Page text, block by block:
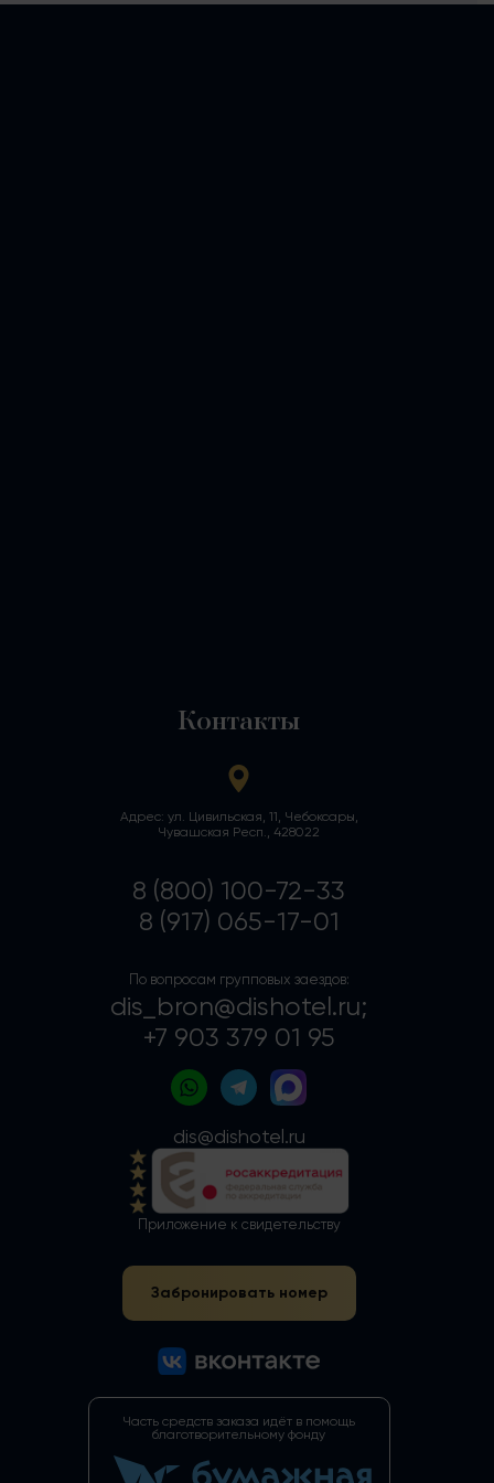
Контакты
Адрес: ул. Цивильская, 11, Чебоксары,
Чувашская Респ., 428022
8 (800) 100-72-33
8 (917) 065-17-01
По вопросам групповых заездов:
dis_bron@dishotel.ru;
+7 903 379 01 95
dis@dishotel.ru
Приложение к свидетельству
Забронировать номер
Часть средств заказа идёт в помощь
благотворительному фонду